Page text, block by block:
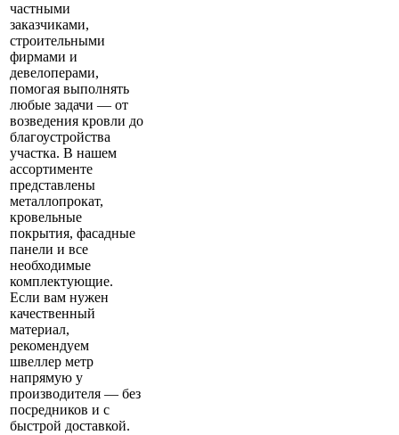
частными
заказчиками,
строительными
фирмами и
девелоперами,
помогая выполнять
любые задачи — от
возведения кровли до
благоустройства
участка. В нашем
ассортименте
представлены
металлопрокат,
кровельные
покрытия, фасадные
панели и все
необходимые
комплектующие.
Если вам нужен
качественный
материал,
рекомендуем
швеллер метр
напрямую у
производителя — без
посредников и с
быстрой доставкой.